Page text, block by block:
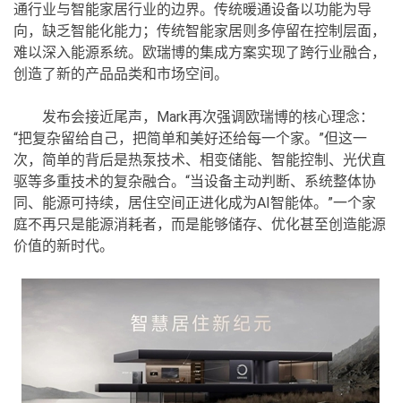
通行业与智能家居行业的边界。传统暖通设备以功能为导
向，缺乏智能化能力；传统智能家居则多停留在控制层面，
难以深入能源系统。欧瑞博的集成方案实现了跨行业融合，
创造了新的产品品类和市场空间。
发布会接近尾声，Mark再次强调欧瑞博的核心理念：
“把复杂留给自己，把简单和美好还给每一个家。”但这一
次，简单的背后是热泵技术、相变储能、智能控制、光伏直
驱等多重技术的复杂融合。“当设备主动判断、系统整体协
同、能源可持续，居住空间正进化成为AI智能体。”一个家
庭不再只是能源消耗者，而是能够储存、优化甚至创造能源
价值的新时代。